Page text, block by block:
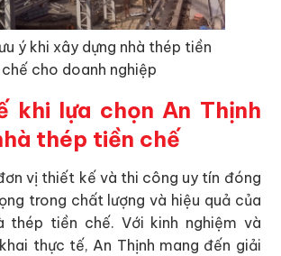
ý khi xây dựng nhà thép tiền
chế cho doanh nghiệp
khi lựa chọn An Thịnh
thép tiền chế
vị thiết kế và thi công uy tín đóng
trong chất lượng và hiệu quả của
thép tiền chế. Với kinh nghiệm và
thực tế, An Thịnh mang đến giải